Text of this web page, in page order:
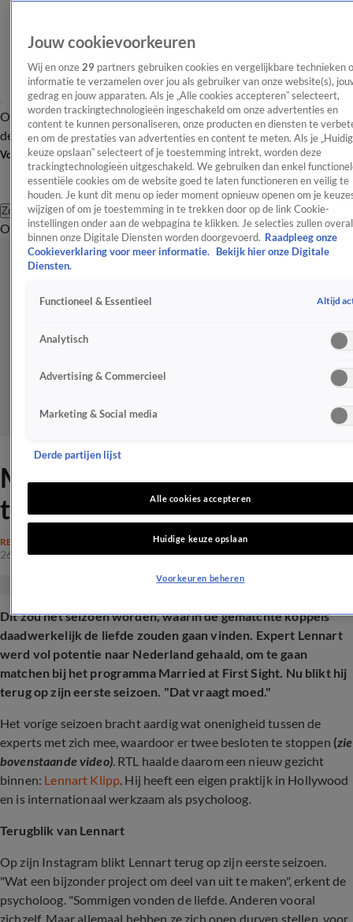
OverzichtAfleveringen Entertainment TV Algemeen
Tip
de redactieNieuwsbrief
Volg Shownieuws
Zoeken
OverzichtEntertainmentSpraakmakendRealityCrimeVideo's
MAFS-expert Lennart blikt
terug op zijn eerste seizoen
REALITY
26 mei 2025, 10:19
Dit zou hét seizoen worden, waarin de gematchte koppels
daadwerkelijk de liefde zouden gaan vinden. Expert Lennart
werd vol potentie naar Nederland gehaald, om te gaan
matchen bij het programma Married at First Sight. Nu blikt hij
terug op zijn eerste seizoen. "Dat vraagt moed."
Het vorige seizoen bracht aardig wat onenigheid tussen de
experts met zich mee, waardoor er twee besloten te stoppen (zie
bovenstaande video). RTL haalde daarom een nieuw gezicht
binnen: Lennart Klipp. Hij heeft een eigen praktijk in Hollywood
en is internationaal werkzaam als psycholoog.
Terugblik van Lennart
Op zijn Instagram blikt Lennart terug op zijn eerste seizoen.
"Wat een bijzonder project om deel van uit te maken", erkent de
psycholoog. "Sommigen vonden de liefde. Anderen vooral
zichzelf. Maar allemaal hebben ze zich open durven stellen, voor
Jouw cookievoorkeuren
Wij en onze 29 partners gebruiken cookies en vergelijkbare technieken
informatie te verzamelen over jou als gebruiker van onze website(s),
gedrag en jouw apparaten. Als je „Alle cookies accepteren” selecteert,
worden trackingtechnologieën ingeschakeld om onze advertenties en
content te kunnen personaliseren, onze producten en diensten te
en om de prestaties van advertenties en content te meten. Als je
keuze opslaan” selecteert of je toestemming intrekt, worden deze
trackingtechnologieën uitgeschakeld. We gebruiken dan enkel
essentiële cookies om de website goed te laten functioneren en veilig te
houden. Je kunt dit menu op ieder moment opnieuw openen om je
wijzigen of om je toestemming in te trekken door op de link Cookie-
instellingen onder aan de webpagina te klikken. Je selecties zullen overal
binnen onze Digitale Diensten worden doorgevoerd. Raadpleeg onze
Cookieverklaring voor meer informatie.
Bekijk hier onze Digitale
Diensten.
Functioneel & Essentieel Altijd
Analytisch
Advertising & Commercieel
Marketing & Social media
Derde partijen lijst
Alle cookies accepteren
Huidige keuze opslaan
Voorkeuren beheren